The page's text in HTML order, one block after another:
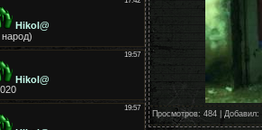
Просмотров: 484 | Добавил: